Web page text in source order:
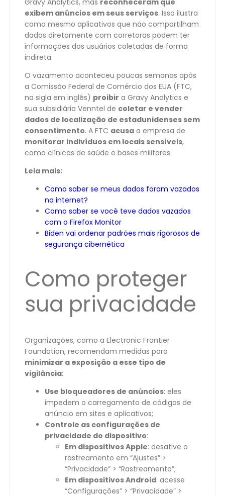
exibem anúncios em seus serviços. Isso ilustra
como mesmo aplicativos que não compartilham
dados diretamente com corretoras podem ter
informações dos usuários coletadas de forma
indireta.
O vazamento aconteceu poucas semanas após
a Comissão Federal de Comércio dos EUA (FTC,
na sigla em inglês) proibir a Gravy Analytics e
sua subsidiária Venntel de coletar e vender
dados de localização de estadunidenses sem
consentimento. A FTC acusa a empresa de
monitorar indivíduos em locais sensíveis,
como clínicas de saúde e bases militares.
Leia mais:
Como saber se meus dados foram vazados
na internet?
Como saber se você teve dados vazados
com o Firefox Monitor
Biden vai ordenar padrões mais rigorosos de
segurança cibernética
Como proteger
sua privacidade
Organizações, como a Electronic Frontier
Foundation, recomendam medidas para
minimizar a exposição a esse tipo de
vigilância:
Use bloqueadores de anúncios: eles
impedem o carregamento de códigos de
anúncio em sites e aplicativos;
Controle as configurações de
privacidade do dispositivo:
Em dispositivos Apple: desative o
rastreamento em “Ajustes” >
“Privacidade” > “Rastreamento”;
Em dispositivos Android: acesse
“Configurações” > “Privacidade” >